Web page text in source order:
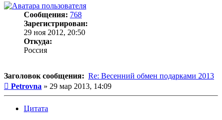
Сообщения: 768
Зарегистрирован:
29 ноя 2012, 20:50
Откуда:
Россия
Заголовок сообщения: Re: Весенний обмен подарками 2013
Сообщение
Petrovna » 29 мар 2013, 14:09
Цитата